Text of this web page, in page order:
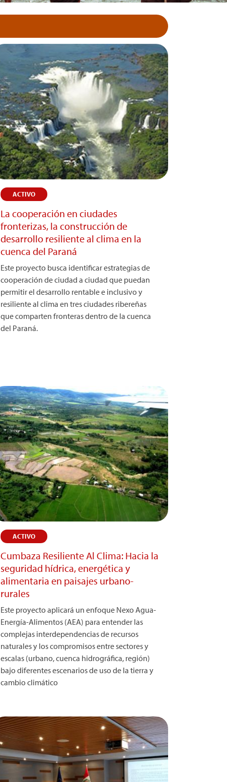
ACTIVO
La cooperación en ciudades
fronterizas, la construcción de
desarrollo resiliente al clima en la
cuenca del Paraná
Este proyecto busca identificar estrategias de
cooperación de ciudad a ciudad que puedan
permitir el desarrollo rentable e inclusivo y
resiliente al clima en tres ciudades ribereñas
que comparten fronteras dentro de la cuenca
del Paraná.
ACTIVO
Cumbaza Resiliente Al Clima: Hacia la
seguridad hídrica, energética y
alimentaria en paisajes urbano-
rurales
Este proyecto aplicará un enfoque Nexo Agua-
Energía-Alimentos (AEA) para entender las
complejas interdependencias de recursos
naturales y los compromisos entre sectores y
escalas (urbano, cuenca hidrográfica, región)
bajo diferentes escenarios de uso de la tierra y
cambio climático